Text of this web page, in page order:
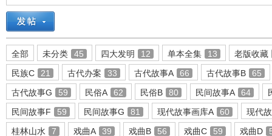
连
环
» › ›
全部 未分类 45 四大发明 12 单本全集 13
老版收藏
民族C
21 古代办案 33 古代故事A 66 古代故事B
65
古代故事G
59 民俗A 62 民俗B 80 民间故事A 64
民间故事F
59 民间故事G 81 现代故事画库A 60
现代
桂林山水
7 戏曲A 39 戏曲B 56 戏曲C 59 戏曲D